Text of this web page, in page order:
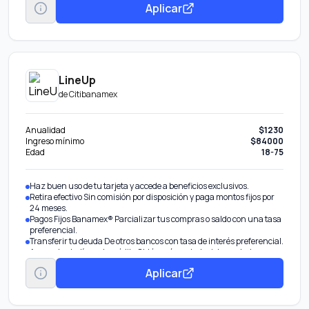
Aplicar
LineUp
deCitibanamex
Anualidad
$1230
Ingreso mínimo
$84000
Edad
18-75
Haz buen uso de tu tarjeta y accede a beneficios exclusivos.
Retira efectivo Sin comisión por disposición y paga montos fijos por
24 meses.
Pagos Fijos Banamex® Parcializar tus compras o saldo con una tasa
preferencial.
Transferir tu deuda De otros bancos con tasa de interés preferencial.
Aumentar tu línea de crédito Obtén más en tu tarjeta por tu buen
historial.
Aplicar